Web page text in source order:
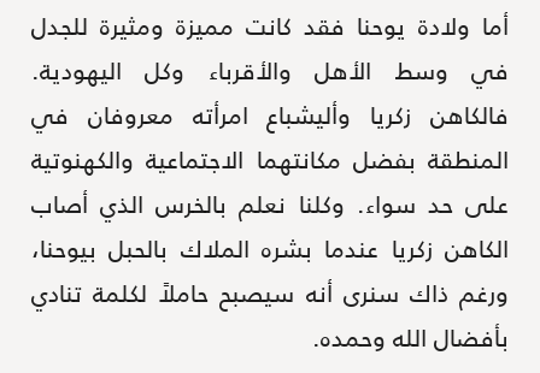
أما ولادة يوحنا فقد كانت مميزة ومثيرة للجدل
في وسط الأهل والأقرباء وكل اليهودية.
فالكاهن زكريا وأليشباع امرأته معروفان في
المنطقة بفضل مكانتهما الاجتماعية والكهنوتية
على حد سواء. وكلنا نعلم بالخرس الذي أصاب
الكاهن زكريا عندما بشره الملاك بالحبل بيوحنا،
ورغم ذاك سنرى أنه سيصبح حاملاً لكلمة تنادي
بأفضال الله وحمده.